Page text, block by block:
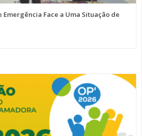
Face a Uma Situação de